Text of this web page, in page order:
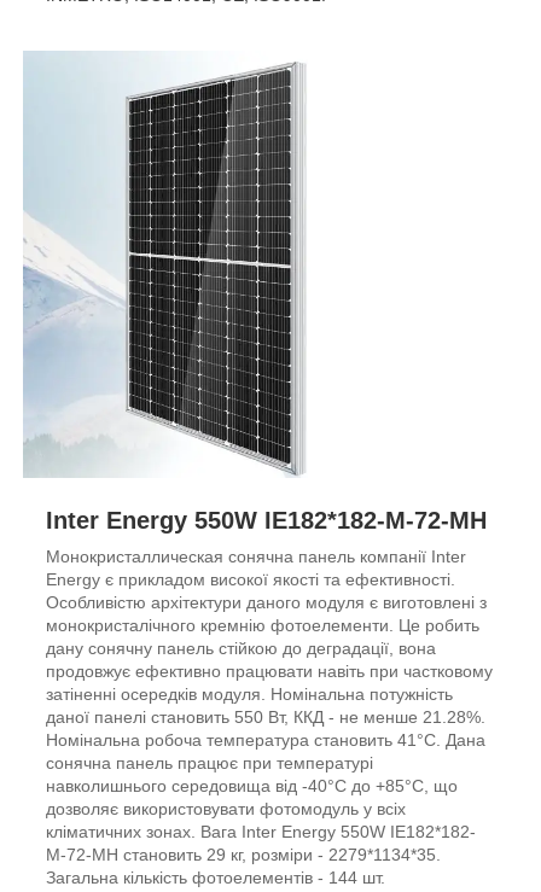
Inter Energy 550W IE182*182-M-72-MH
Монокристаллическая сонячна панель компанії Inter
Energy є прикладом високої якості та ефективності.
Особливістю архітектури даного модуля є виготовлені з
монокристалічного кремнію фотоелементи. Це робить
дану сонячну панель стійкою до деградації, вона
продовжує ефективно працювати навіть при частковому
затіненні осередків модуля. Номінальна потужність
даної панелі становить 550 Вт, ККД - не менше 21.28%.
Номінальна робоча температура становить 41°С. Дана
сонячна панель працює при температурі
навколишнього середовища від -40°С до +85°С, що
дозволяє використовувати фотомодуль у всіх
кліматичних зонах. Вага Inter Energy 550W IE182*182-
M-72-MH становить 29 кг, розміри - 2279*1134*35.
Загальна кількість фотоелементів - 144 шт.